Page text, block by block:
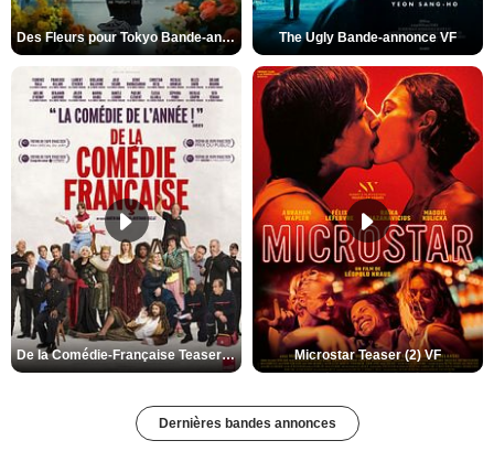
Des Fleurs pour Tokyo Bande-annonce VO STFR The Ugly Bande-annonce VF
De la Comédie-Française Teaser (3) VF Microstar Teaser (2) VF
Dernières bandes annonces